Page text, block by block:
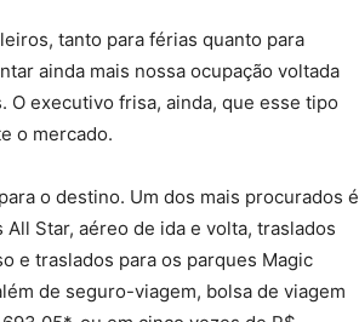
tanto para férias quanto para
ainda mais nossa ocupação voltada
O executivo frisa, ainda, que esse tipo
o mercado.
o destino. Um dos mais procurados é
Star, aéreo de ida e volta, traslados
e traslados para os parques Magic
de seguro-viagem, bolsa de viagem